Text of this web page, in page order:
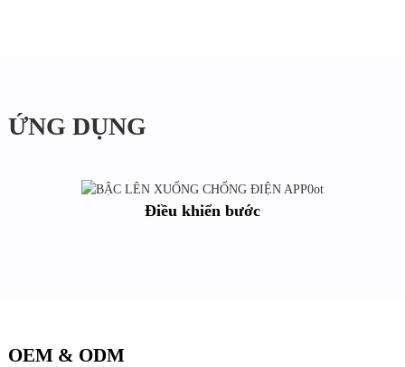
ỨNG DỤNG
Điều khiển bước
OEM & ODM